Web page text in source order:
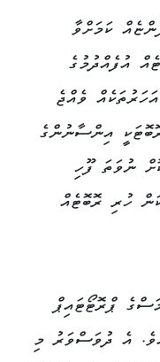
ކަމަށްވާ
އުފެއްދުމުގެ
ވެއްޖެ
އިންސާނުންގެ
ނުވަތަ ފޫހި
ހުރި ރޮބޮޓެއް
ޕްރޮޓޯޓައިޕް
އަހަރު އެވެ. އެ ދުވަސްވަރު މި